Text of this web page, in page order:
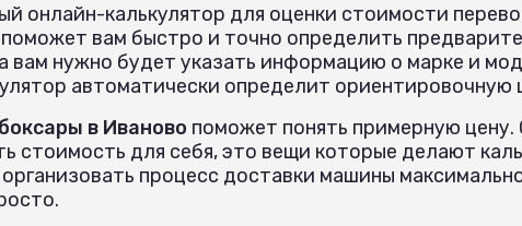
онлайн-калькулятор для оценки стоимости
вам быстро и точно определить
нужно будет указать информацию о марке и
автоматически определит ориентировочную
в Иваново поможет понять примерную
стоимость для себя, это вещи которые делают
процесс доставки машины